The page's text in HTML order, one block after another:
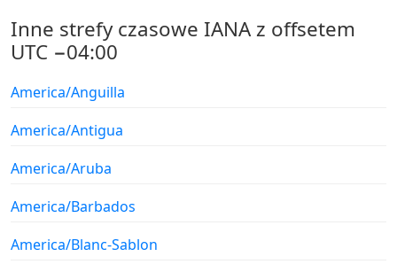
Inne strefy czasowe IANA z offsetem
UTC −04:00
America/Anguilla
America/Antigua
America/Aruba
America/Barbados
America/Blanc-Sablon